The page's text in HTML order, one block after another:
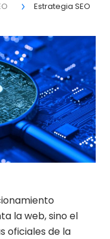
Estrategia SEO
la web, sino el
oficiales de la